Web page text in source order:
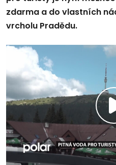
zdarma a do vlastních
vrcholu Pradědu.